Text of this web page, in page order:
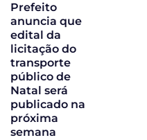
Prefeito
anuncia que
edital da
licitação do
transporte
público de
Natal será
publicado na
próxima
semana